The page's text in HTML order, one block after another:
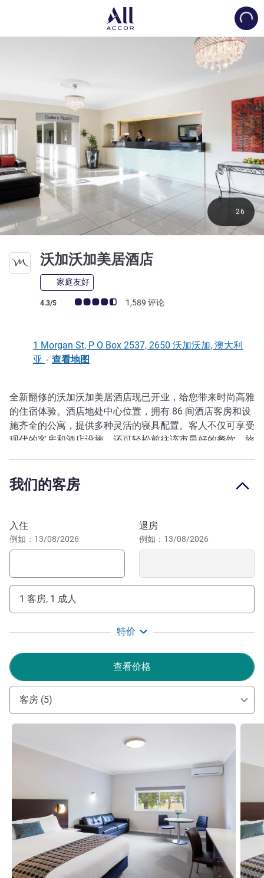
沃加沃加美居酒店
家庭友好
客户意见评级 (ALL 评级)
4.3/5 1,589 评论
26
1 Morgan St, P O Box 2537, 2650 沃加沃加, 澳大利
亚 - 查看地图
描述
全新翻修的沃加沃加美居酒店现已开业，给您带来时尚高雅
的住宿体验。酒店地处中心位置，拥有 86 间酒店客房和设
施齐全的公寓，提供多种灵活的寝具配置。客人不仅可享受
现代的客房和酒店设施，还可轻松前往该市最好的餐饮、旅
值的酒店。
是新南威尔士州最大的内陆市，拥有多处融合了澳大利亚自
然美景、农业历史和军事历史的旅游景点。
Gabby Grant 酒店管理
我们的客房
预订此酒店
入住
例如：13/08/2026
退房
例如：13/08/2026
1 客房, 1 成人
特价
查看价格
客房 (5)
请参阅详情 请参